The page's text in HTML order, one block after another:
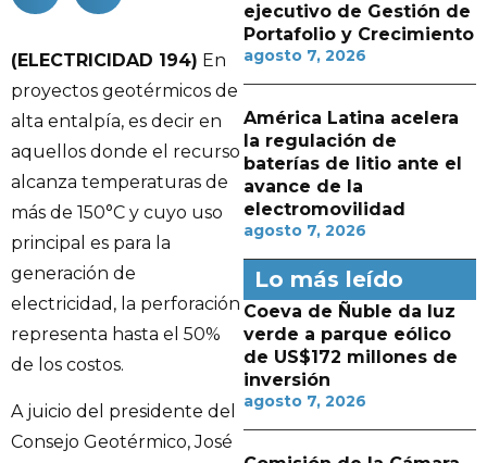
(ELECTRICIDAD 194) En
proyectos geotérmicos de
alta entalpía, es decir en
aquellos donde el recurso
alcanza temperaturas de
más de 150°C y cuyo uso
principal es para la
generación de
electricidad, la perforación
representa hasta el 50%
de los costos.
A juicio del presidente del
Consejo Geotérmico, José
ejecutivo de Gestión de
Portafolio y Crecimiento
agosto 7, 2026
América Latina acelera
la regulación de
baterías de litio ante el
avance de la
electromovilidad
agosto 7, 2026
Lo más leído
Coeva de Ñuble da luz
verde a parque eólico
de US$172 millones de
inversión
agosto 7, 2026